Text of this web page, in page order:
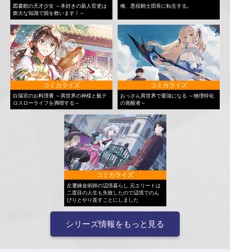
図書館の天才少女 ～本好きの新人官吏は
膨大な知識で国を救います！～
俺、悪役騎士団長に転生する。
コミカライズ
白瑞宮のお料理番 ～異世界の神様と飯テ
ロスローライフを満喫する～
コミカライズ
おっさん異世界で最強になる ～物理特化
の覚醒者～
コミカライズ
左遷錬金術師の辺境暮らし 元エリートは
二度目の人生も失敗したので辺境でのん
びりとやり直すことにしました
シリーズ情報をもっと見る